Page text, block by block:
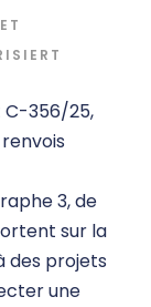
C-356/25,
3, de
sur la
des projets
une